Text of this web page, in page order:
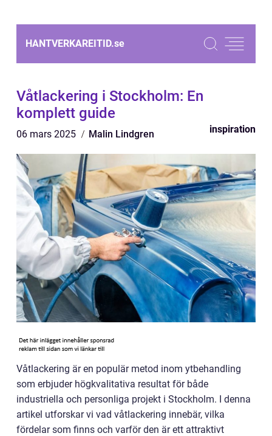
HANTVERKAREITID.se
Våtlackering i Stockholm: En
komplett guide
06 mars 2025 Malin Lindgren inspiration
Våtlackering är en populär metod inom ytbehandling
som erbjuder högkvalitativa resultat för både
industriella och personliga projekt i Stockholm. I denna
artikel utforskar vi vad våtlackering innebär, vilka
fördelar som finns och varför den är ett attraktivt